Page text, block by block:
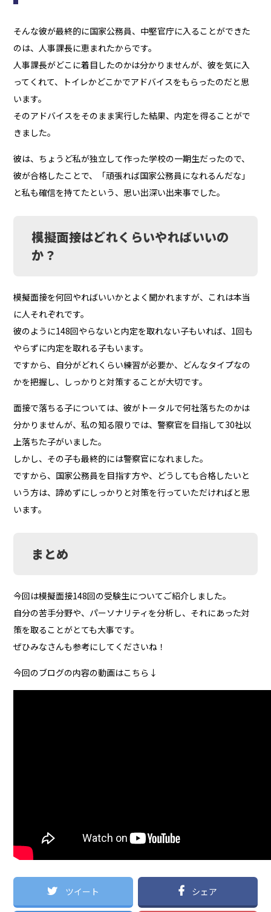
そんな彼が最終的に国家公務員、中堅官庁に入ることができた
のは、人事課長に恵まれたからです。
人事課長がどこに着目したのかは分かりませんが、彼を気に入
ってくれて、トイレかどこかでアドバイスをもらったのだと思
います。
そのアドバイスをそのまま実行した結果、内定を得ることがで
きました。
彼は、ちょうど私が独立して作った学校の一期生だったので、
彼が合格したことで、「頑張れば国家公務員になれるんだな」
と私も確信を持てたという、思い出深い出来事でした。
模擬面接はどれくらいやればいいの
か？
模擬面接を何回やればいいかとよく聞かれますが、これは本当
に人それぞれです。
彼のように148回やらないと内定を取れない子もいれば、1回も
やらずに内定を取れる子もいます。
ですから、自分がどれくらい練習が必要か、どんなタイプなの
かを把握し、しっかりと対策することが大切です。
面接で落ちる子については、彼がトータルで何社落ちたのかは
分かりませんが、私の知る限りでは、警察官を目指して30社以
上落ちた子がいました。
しかし、その子も最終的には警察官になれました。
ですから、国家公務員を目指す方や、どうしても合格したいと
いう方は、諦めずにしっかりと対策を行っていただければと思
います。
まとめ
今回は模擬面接148回の受験生についてご紹介しました。
自分の苦手分野や、パーソナリティを分析し、それにあった対
策を取ることがとても大事です。
ぜひみなさんも参考にしてくださいね！
今回のブログの内容の動画はこちら↓
ツイート シェア